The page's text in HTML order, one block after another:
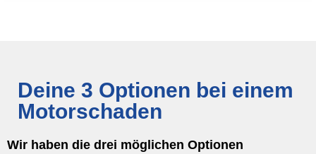
Deine 3 Optionen bei einem
Motorschaden
Wir haben die drei möglichen Optionen